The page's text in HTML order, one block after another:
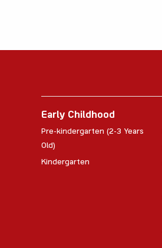
Early Childhood
Pre-kindergarten (2-3 Years
Old)
Kindergarten